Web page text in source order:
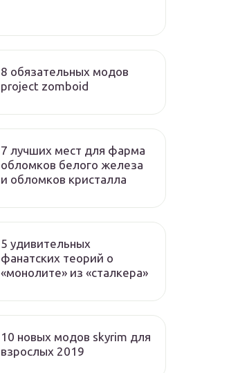
8 обязательных модов
project zomboid
7 лучших мест для фарма
обломков белого железа
и обломков кристалла
5 удивительных
фанатских теорий о
«монолите» из «сталкера»
10 новых модов skyrim для
взрослых 2019